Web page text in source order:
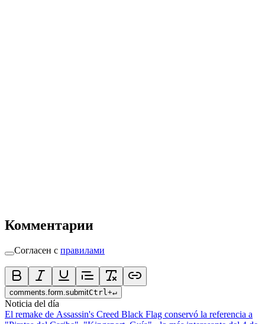
Комментарии
Согласен с правилами
comments.form.submitCtrl +↵
Noticia del día
El remake de Assassin's Creed Black Flag conservó la referencia a